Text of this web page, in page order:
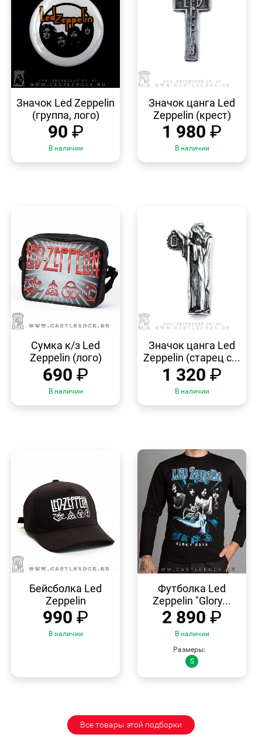
ПРОСМОТР
Значок Led Zeppelin
(группа, лого)
90 ₽
В наличии
ПРОСМОТР
Значок цанга Led
Zeppelin (крест)
1 980 ₽
В наличии
ПРОСМОТР
Сумка к/з Led
Zeppelin (лого)
690 ₽
В наличии
ПРОСМОТР
Значок цанга Led
Zeppelin (старец с...
1 320 ₽
В наличии
ПРОСМОТР
Бейсболка Led
Zeppelin
990 ₽
В наличии
ПРОСМОТР
Футболка Led
Zeppelin "Glory...
2 890 ₽
В наличии
Размеры:
S
Все товары этой подборки